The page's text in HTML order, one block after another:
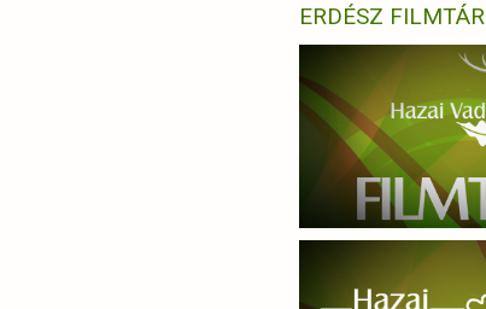
ERDÉSZ FILMTÁR